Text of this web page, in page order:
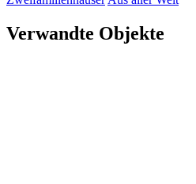
Verwandte Objekte